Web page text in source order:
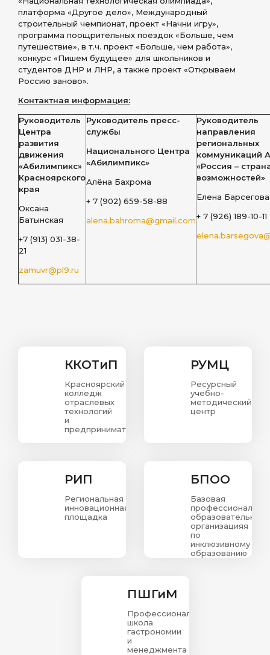
платформа «Другое дело», Международный
строительный чемпионат, проект «Начни игру»,
программа поощрительных поездок «Больше, чем
путешествие», в т.ч. проект «Больше, чем работа»,
конкурс «Пишем будущее» для школьников и
студентов ДНР и ЛНР, а также проект «Открываем
Россию заново».
Контактная информация:
Руководитель
Центра
развития
движения
«Абилимпикс»
Красноярского
края
Оксана
Батынская
+7 (913) 031-38-
21
zamuvr@pl9.ru
Руководитель пресс-
службы
Национального Центра
«Абилимпикс»
Алёна Бахрома
+ 7 (902) 659-58-88
alena.bahroma@gmail.com
Руководитель
направления
региональных
коммуникаций
«Россия –
возможностей»
Елена Барсегова
+ 7 (926) 189-10-11
ККОТиП
Красноярский
колледж
отраслевых
технологий
и
предпринимательства.
РУМЦ
Ресурсный
учебно-
методический
центр
РИП
Региональная
инновационная
площадка
БПОО
Базовая
образовательная
организацияя
по
инклюзивному
образованию
ПШГиМ
Профессиональная
школа
гастрономии
и
менеджмента